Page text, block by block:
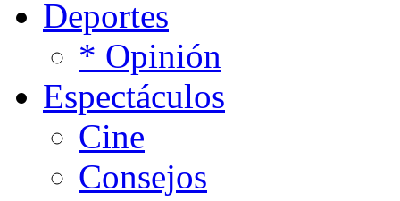
Deportes
* Opinión
Espectáculos
Cine
Consejos